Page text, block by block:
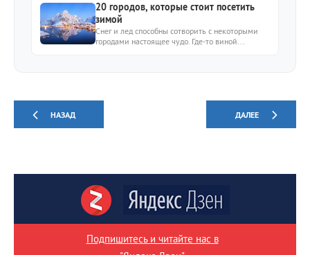
20 городов, которые стоит посетить
зимой
Снег и лед способны сотворить с некоторыми
городами настоящее чудо. Где-то виной...
НАЗАД ДАЛЕЕ
Подпишитесь и читайте нас в